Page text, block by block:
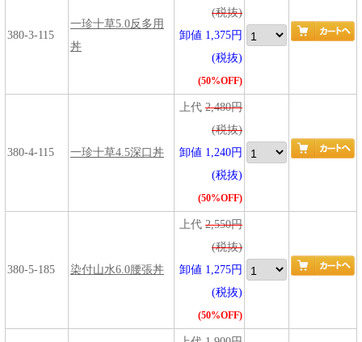
380-3-115
一珍十草5.0反多用
丼
(税抜)
卸値 1,375円
(税抜)
(50%OFF)
380-4-115 一珍十草4.5深口丼
上代 2,480円
(税抜)
卸値 1,240円
(税抜)
(50%OFF)
380-5-185 染付山水6.0腰張丼
上代 2,550円
(税抜)
卸値 1,275円
(税抜)
(50%OFF)